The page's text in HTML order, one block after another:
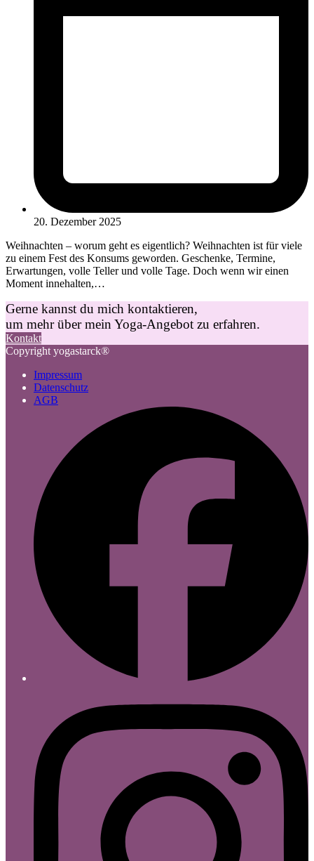
20. Dezember 2025
Weihnachten – worum geht es eigentlich? Weihnachten ist für viele
zu einem Fest des Konsums geworden. Geschenke, Termine,
Erwartungen, volle Teller und volle Tage. Doch wenn wir einen
Moment innehalten,…
Gerne kannst du mich kontaktieren,
um mehr über mein Yoga-Angebot zu erfahren.
Kontakt
Copyright yogastarck®
Impressum
Datenschutz
AGB